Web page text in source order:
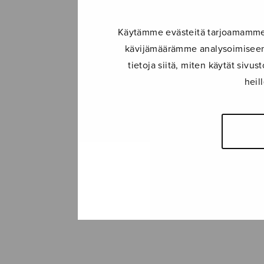
Käytämme evästeitä
kävijämäärämme
tietoja siitä, miten käytät